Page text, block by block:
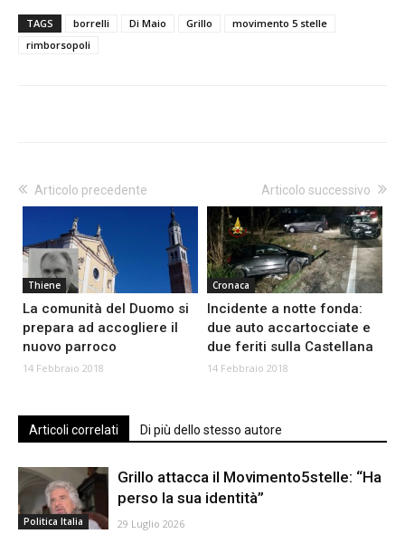
TAGS borrelli Di Maio Grillo
movimento 5 stelle
rimborsopoli
Articolo precedente
Thiene
La comunità del Duomo si
prepara ad accogliere il
nuovo parroco
14 Febbraio 2018
Articolo successivo
Cronaca
Incidente a notte fonda:
due auto accartocciate e
due feriti sulla Castellana
14 Febbraio 2018
Articoli correlati Di più dello stesso autore
Politica Italia
Grillo attacca il Movimento5stelle: “Ha
perso la sua identità”
29 Luglio 2026